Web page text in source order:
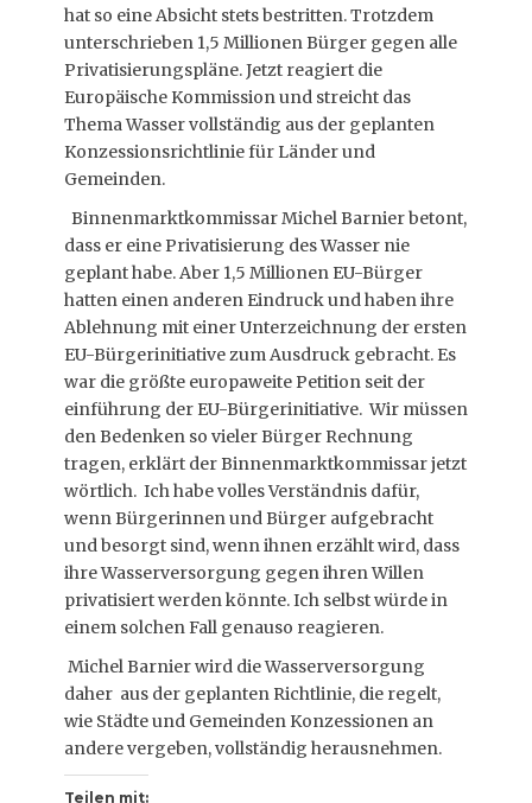
hat so eine Absicht stets bestritten. Trotzdem
unterschrieben 1,5 Millionen Bürger gegen alle
Privatisierungspläne. Jetzt reagiert die
Europäische Kommission und streicht das
Thema Wasser vollständig aus der geplanten
Konzessionsrichtlinie für Länder und
Gemeinden.
Binnenmarktkommissar Michel Barnier betont,
dass er eine Privatisierung des Wasser nie
geplant habe. Aber 1,5 Millionen EU-Bürger
hatten einen anderen Eindruck und haben ihre
Ablehnung mit einer Unterzeichnung der ersten
EU-Bürgerinitiative zum Ausdruck gebracht. Es
war die größte europaweite Petition seit der
einführung der EU-Bürgerinitiative. Wir müssen
den Bedenken so vieler Bürger Rechnung
tragen, erklärt der Binnenmarktkommissar jetzt
wörtlich. Ich habe volles Verständnis dafür,
wenn Bürgerinnen und Bürger aufgebracht
und besorgt sind, wenn ihnen erzählt wird, dass
ihre Wasserversorgung gegen ihren Willen
privatisiert werden könnte. Ich selbst würde in
einem solchen Fall genauso reagieren.
Michel Barnier wird die Wasserversorgung
daher aus der geplanten Richtlinie, die regelt,
wie Städte und Gemeinden Konzessionen an
andere vergeben, vollständig herausnehmen.
Teilen mit: